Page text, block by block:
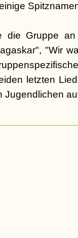
die Gruppe an
"Wir
letzten
Jugendlichen